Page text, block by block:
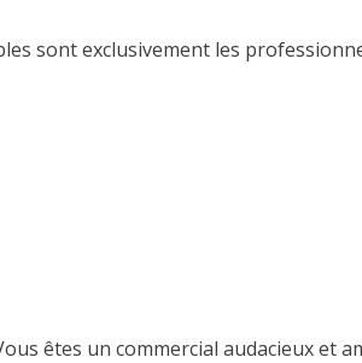
sont exclusivement les
êtes un commercial audacieux et